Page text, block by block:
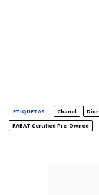
ETIQUETAS Chanel Dior
RABAT Certified Pre-Owned